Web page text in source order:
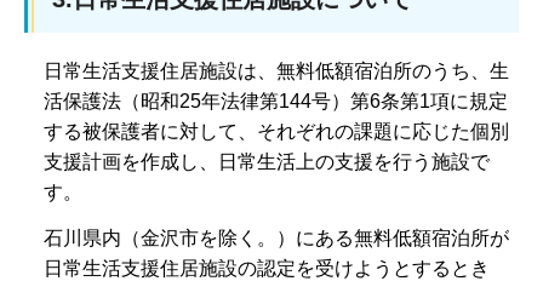
日常生活支援住居施設は、無料低額宿泊所のうち、生
活保護法（昭和25年法律第144号）第6条第1項に規定
する被保護者に対して、それぞれの課題に応じた個別
支援計画を作成し、日常生活上の支援を行う施設で
す。
石川県内（金沢市を除く。）にある無料低額宿泊所が
日常生活支援住居施設の認定を受けようとするとき